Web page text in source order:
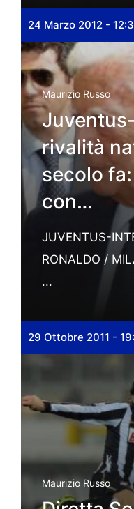
24 Marzo 2012 -
Maurizio Russo
rivalità
secolo
con…
JUVENTUS-
RONALDO /
...
29 Ottobre 2011 -
Maurizio Russo